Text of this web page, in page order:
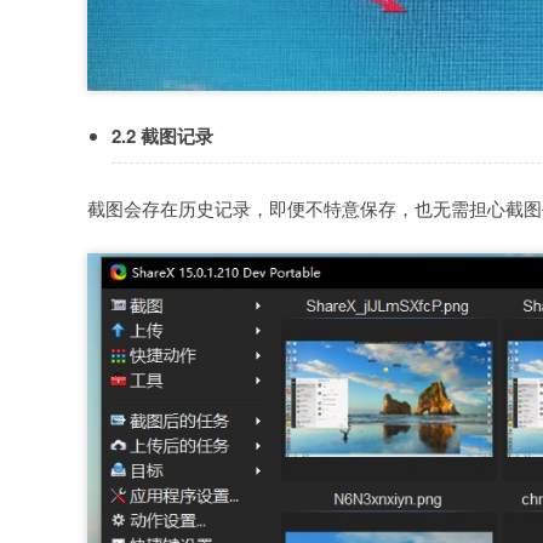
2.2 截图记录
截图会存在历史记录，即便不特意保存，也无需担心截